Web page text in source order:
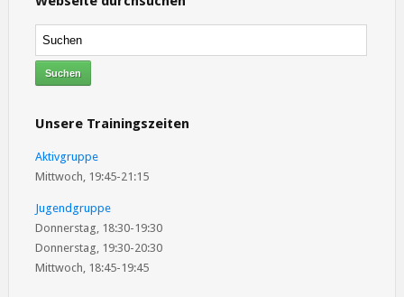
Unsere Trainingszeiten
Aktivgruppe
Mittwoch, 19:45-21:15
Jugendgruppe
Donnerstag, 18:30-19:30
Donnerstag, 19:30-20:30
Mittwoch, 18:45-19:45